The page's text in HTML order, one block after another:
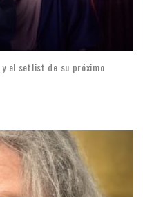
el setlist de su próximo